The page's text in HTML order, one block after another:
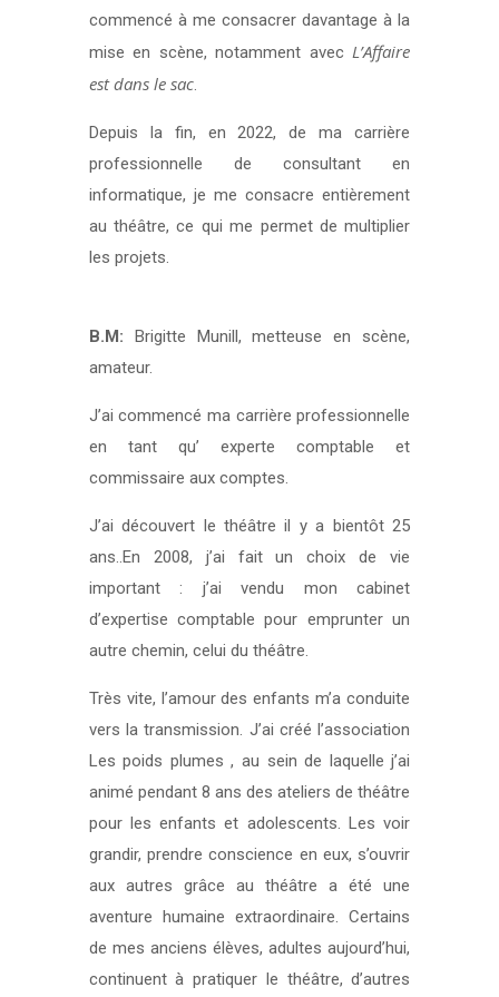
commencé à me consacrer davantage à la
mise en scène, notamment avecL’Affaire
est dans le sac.
Depuis la fin, en 2022, de ma carrière
professionnelle de consultant en
informatique, je me consacre entièrement
au théâtre, ce qui me permet de multiplier
les projets.
B.M: Brigitte Munill, metteuse en scène,
amateur.
J’ai commencé ma carrière professionnelle
en tant qu’ experte comptable et
commissaire aux comptes.
J’ai découvert le théâtre il y a bientôt 25
ans..En 2008, j’ai fait un choix de vie
important : j’ai vendu mon cabinet
d’expertise comptable pour emprunter un
autre chemin, celui du théâtre.
Très vite, l’amour des enfants m’a conduite
vers la transmission. J’ai créé l’association
Les poids plumes , au sein de laquelle j’ai
animé pendant 8 ans des ateliers de théâtre
pour les enfants et adolescents. Les voir
grandir, prendre conscience en eux, s’ouvrir
aux autres grâce au théâtre a été une
aventure humaine extraordinaire. Certains
de mes anciens élèves, adultes aujourd’hui,
continuent à pratiquer le théâtre, d’autres